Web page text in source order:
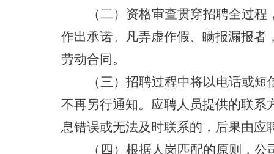
（二）资格审查贯穿招聘全过
作出承诺。凡弄虚作假、瞒报漏报
劳动合同。
（三）招聘过程中将以电话或
不再另行通知。应聘人员提供的联
息错误或无法及时联系的，后果由应
（四）根据人岗匹配的原则，